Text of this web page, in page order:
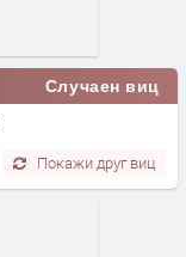
Случаен виц
Покажи друг виц